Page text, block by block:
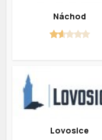
Náchod
Lovosice